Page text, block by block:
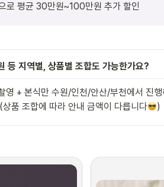
로 평균 30만원~100만원 추가 할인
등 지역별, 상품별 조합도 가능한가요?
영 + 본식만 수원/인천/안산/부천에서 진
품 조합에 따라 안내 금액이 다릅니다
)